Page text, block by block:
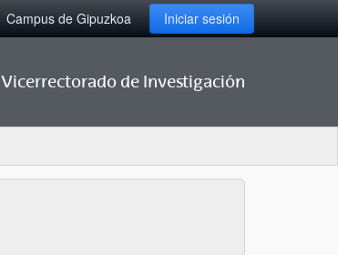
Campus de Gipuzkoa Iniciar sesión
Vicerrectorado de Investigación